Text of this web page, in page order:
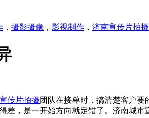
， 摄影摄像 ， 影视制作 ， 济南宣传片拍摄
传片拍摄团队在接单时，搞清楚客户
，是一开始方向就定错了。济南城